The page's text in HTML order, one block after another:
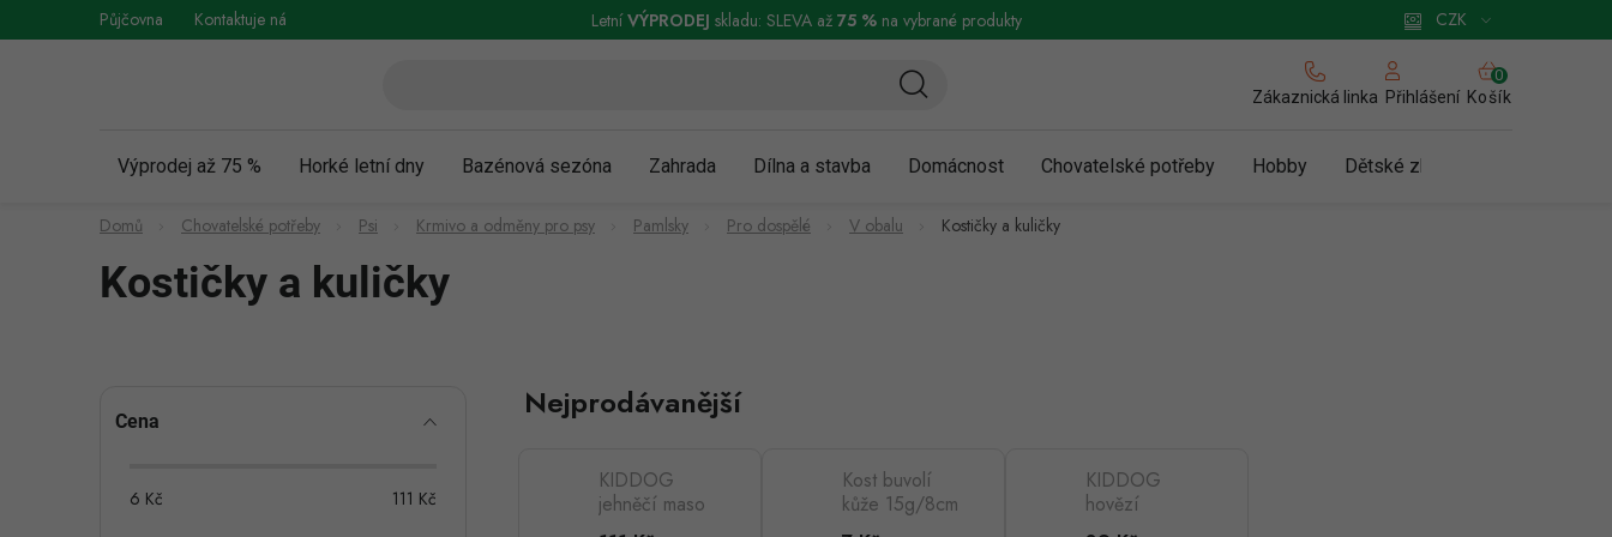
na
Půjčovna Kontaktuje nás Vrácení a reklamace Podmínky ochrany osobních údajů Obchodní podmínky pro podnikatele Zásady používání cookies
CZK
LetníVÝPRODEJ skladu: SLEVA až 75 %na vybrané produkty
Zákaznická linka Přihlášení
NÁKUPNÍ
KOŠÍK
Košík
Výprodej až 75 % Horké letní dny Bazénová sezóna Zahrada Dílna a stavba Domácnost Chovatelské potřeby Hobby Dětské zboží a hračky
Domů Chovatelské potřeby Psi Krmivo a odměny pro psy Pamlsky Pro dospělé V obalu Kostičky a kuličky
Kostičky a kuličky
PCena
6 Kč 111 Kč
Nejprodávanější
KIDDOG
jehněčí maso
s rýží MINI
Kost buvolí
kůže 15g/8cm
KIDDOG
hovězí
kostičky na